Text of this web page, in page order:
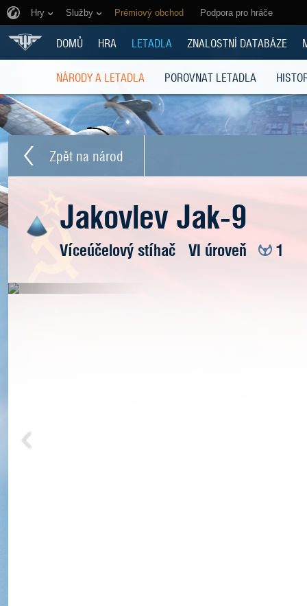
Hry Služby Prémiový obchod Podpora pro hráče
DOMŮ HRA LETADLA ZNALOSTNÍ DATABÁZE
NÁRODY A LETADLA POROVNAT LETADLA
Zpět na národ
Jakovlev Jak-9
Víceúčelový stíhač VI úroveň 1